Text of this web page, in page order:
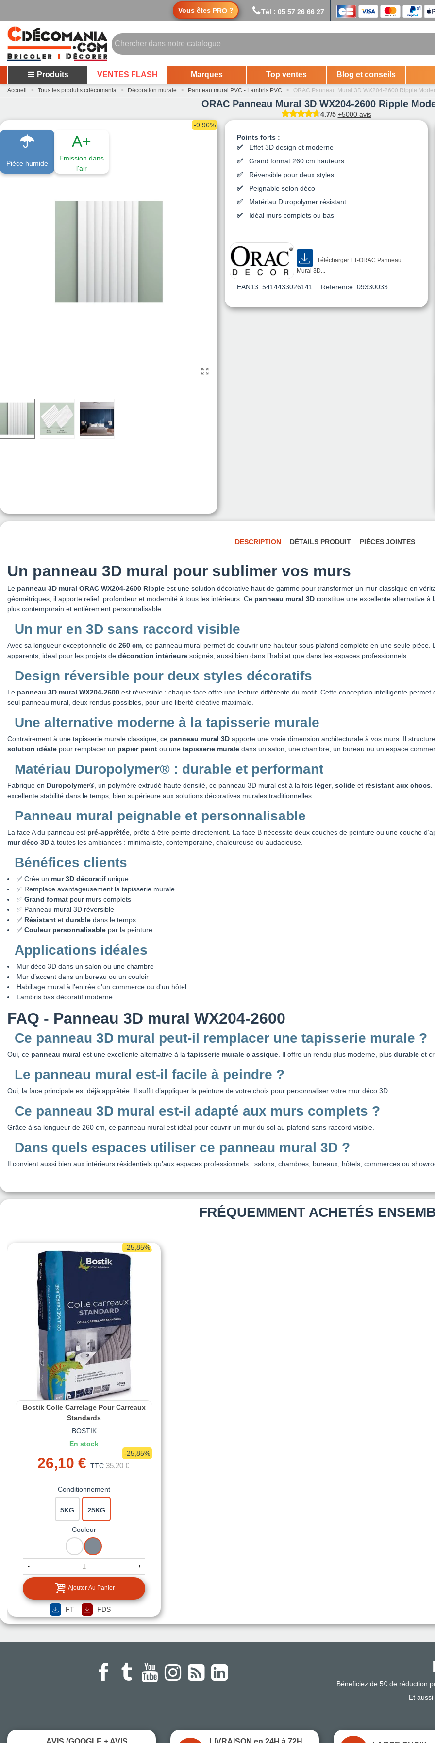
Vous êtes PRO ? Tél : 05 57 26 66 27
Produits VENTES FLASH Marques Top ventes Blog et conseils
Accueil > Tous les produits cdécomania > Décoration murale > Panneau mural PVC - Lambris PVC > ORAC Panneau Mural 3D WX204-2600 Ripple
ORAC Panneau Mural 3D WX204-2600 Ripple
4.7/5 +5000 avis
Pièce humide
A+
Emission dans
l'air
-9,96%
Points forts :
Effet 3D design et moderne
Grand format 260 cm hauteurs
Réversible pour deux styles
Peignable selon déco
Matériau Duropolymer résistant
Idéal murs complets ou bas
Télécharger FT-ORAC Panneau
Mural 3D...
EAN13: 5414433026141 Reference: 09330033
DESCRIPTION DÉTAILS PRODUIT PIÈCES JOINTES
Un panneau 3D mural pour sublimer vos murs
Le panneau 3D mural ORAC WX204-2600 Ripple est une solution décorative haut de gamme pour transformer un mur classique en
géométriques, il apporte relief, profondeur et modernité à tous les intérieurs. Ce panneau mural 3D constitue une excellente alternative à
plus contemporain et entièrement personnalisable.
Un mur en 3D sans raccord visible
Avec sa longueur exceptionnelle de 260 cm, ce panneau mural permet de couvrir une hauteur sous plafond complète en une seule pièce.
apparents, idéal pour les projets de décoration intérieure soignés, aussi bien dans l’habitat que dans les espaces professionnels.
Design réversible pour deux styles décoratifs
Le panneau 3D mural WX204-2600 est réversible : chaque face offre une lecture différente du motif. Cette conception intelligente permet
seul panneau mural, deux rendus possibles, pour une liberté créative maximale.
Une alternative moderne à la tapisserie murale
Contrairement à une tapisserie murale classique, ce panneau mural 3D apporte une vraie dimension architecturale à vos murs. Il
solution idéale pour remplacer un papier peint ou une tapisserie murale dans un salon, une chambre, un bureau ou un espace
Matériau Duropolymer® : durable et performant
Fabriqué en Duropolymer®, un polymère extrudé haute densité, ce panneau 3D mural est à la fois léger, solide et résistant aux chocs.
excellente stabilité dans le temps, bien supérieure aux solutions décoratives murales traditionnelles.
Panneau mural peignable et personnalisable
La face A du panneau est pré-apprêtée, prête à être peinte directement. La face B nécessite deux couches de peinture ou une couche
mur déco 3D à toutes les ambiances : minimaliste, contemporaine, chaleureuse ou audacieuse.
Bénéfices clients
✅ Crée un mur 3D décoratif unique
✅ Remplace avantageusement la tapisserie murale
✅ Grand format pour murs complets
✅ Panneau mural 3D réversible
✅ Résistant et durable dans le temps
✅ Couleur personnalisable par la peinture
Applications idéales
Mur déco 3D dans un salon ou une chambre
Mur d’accent dans un bureau ou un couloir
Habillage mural à l'entrée d'un commerce ou d'un hôtel
Lambris bas décoratif moderne
FAQ - Panneau 3D mural WX204-2600
Ce panneau 3D mural peut-il remplacer une tapisserie murale ?
Oui, ce panneau mural est une excellente alternative à la tapisserie murale classique. Il offre un rendu plus moderne, plus durable et
Le panneau mural est-il facile à peindre ?
Oui, la face principale est déjà apprêtée. Il suffit d’appliquer la peinture de votre choix pour personnaliser votre mur déco 3D.
Ce panneau 3D mural est-il adapté aux murs complets ?
Grâce à sa longueur de 260 cm, ce panneau mural est idéal pour couvrir un mur du sol au plafond sans raccord visible.
Dans quels espaces utiliser ce panneau mural 3D ?
Il convient aussi bien aux intérieurs résidentiels qu’aux espaces professionnels : salons, chambres, bureaux, hôtels, commerces ou
FRÉQUEMMENT ACHETÉS
-25,85%
Bostik Colle Carrelage Pour Carreaux
Standards
BOSTIK
En stock
26,10 € TTC 35,20 €
-25,85%
Conditionnement
5KG 25KG
Couleur
BLANC GRIS
- +
Ajouter Au Panier
FT FDS
Bénéficiez de 5€ de réduction
Et
AVIS (GOOGLE + AVIS LIVRAISON en 24H à 72H